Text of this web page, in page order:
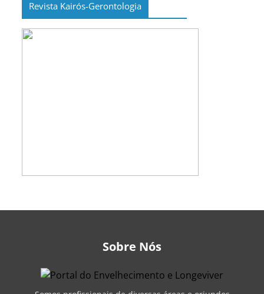
Revista Kairós-Gerontologia
Sobre Nós